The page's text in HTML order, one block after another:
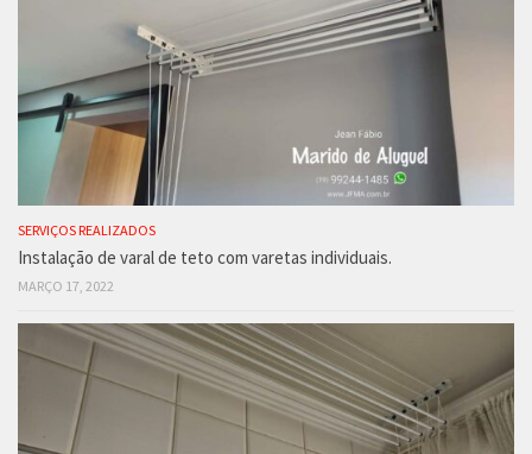
SERVIÇOS REALIZADOS
Instalação de varal de teto com varetas individuais.
MARÇO 17, 2022